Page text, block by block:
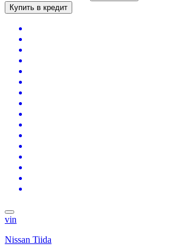
Купить в кредит
vin
Nissan Tiida